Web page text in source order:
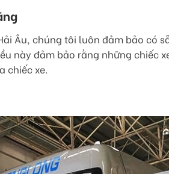
Âu, chúng tôi luôn đảm bảo có
này đảm bảo rằng những
chiếc xe.